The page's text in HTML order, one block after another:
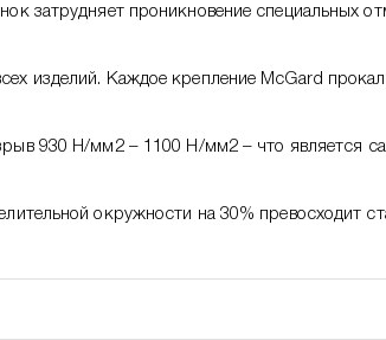
затрудняет проникновение специальных
изделий. Каждое крепление McGard
930 Н/мм2 – 1100 Н/мм2 – что является
окружности на 30% превосходит